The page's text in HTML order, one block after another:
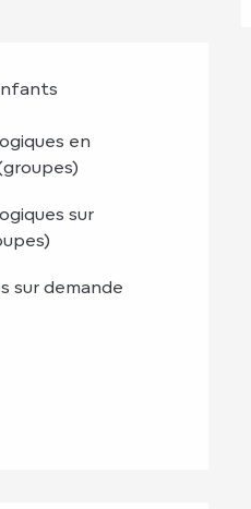
en
sur
sur demande